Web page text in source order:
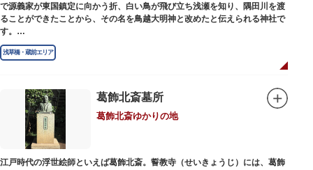
で源義家が東国鎮定に向かう折、白い鳥が飛び立ち浅瀬を知り、隅田川を渡
ることができたことから、その名を鳥越大明神と改めたと伝えられる神社で
す。
江戸時代までは三社の神社から成り、約2万坪の広大な敷地を所領していま
したが、天領からの米を収蔵する蔵や、大名屋敷などを建てるために没収さ
が氏子町内を渡御し、夜の宮入道中では、提灯に照らされた神輿が荘厳かつ
幻想的な光景をつくりだします。例年、数十万人の人出があり、多くの観客
で賑わう蔵前の初夏の風物詩になっています。
社務所では、社紋の七曜紋と月星紋がデザインされた御朱印帳の販売や、鳥
越祭の開催期間中は限定御朱印も頒布されます。
浅草橋・蔵前エリア
葛飾北斎墓所
葛飾北斎ゆかりの地
江戸時代の浮世絵師といえば葛飾北斎。誓教寺（せいきょうじ）には、葛飾